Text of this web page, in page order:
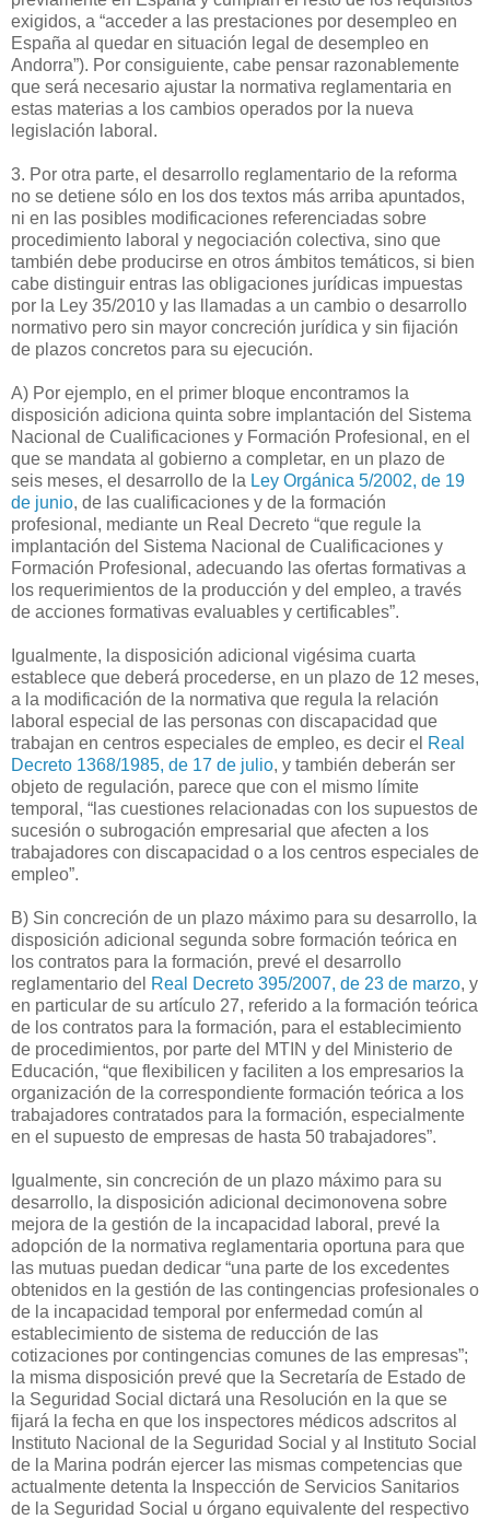
exigidos, a “acceder a las prestaciones por desempleo en
España al quedar en situación legal de desempleo en
Andorra”). Por consiguiente, cabe pensar razonablemente
que será necesario ajustar la normativa reglamentaria en
estas materias a los cambios operados por la nueva
legislación laboral.
3. Por otra parte, el desarrollo reglamentario de la reforma
no se detiene sólo en los dos textos más arriba apuntados,
ni en las posibles modificaciones referenciadas sobre
procedimiento laboral y negociación colectiva, sino que
también debe producirse en otros ámbitos temáticos, si bien
cabe distinguir entras las obligaciones jurídicas impuestas
por la Ley 35/2010 y las llamadas a un cambio o desarrollo
normativo pero sin mayor concreción jurídica y sin fijación
de plazos concretos para su ejecución.
A) Por ejemplo, en el primer bloque encontramos la
disposición adiciona quinta sobre implantación del Sistema
Nacional de Cualificaciones y Formación Profesional, en el
que se mandata al gobierno a completar, en un plazo de
seis meses, el desarrollo de la Ley Orgánica 5/2002, de 19
de junio, de las cualificaciones y de la formación
profesional, mediante un Real Decreto “que regule la
implantación del Sistema Nacional de Cualificaciones y
Formación Profesional, adecuando las ofertas formativas a
los requerimientos de la producción y del empleo, a través
de acciones formativas evaluables y certificables”.
Igualmente, la disposición adicional vigésima cuarta
establece que deberá procederse, en un plazo de 12 meses,
a la modificación de la normativa que regula la relación
laboral especial de las personas con discapacidad que
trabajan en centros especiales de empleo, es decir el Real
Decreto 1368/1985, de 17 de julio, y también deberán ser
objeto de regulación, parece que con el mismo límite
temporal, “las cuestiones relacionadas con los supuestos de
sucesión o subrogación empresarial que afecten a los
trabajadores con discapacidad o a los centros especiales de
empleo”.
B) Sin concreción de un plazo máximo para su desarrollo, la
disposición adicional segunda sobre formación teórica en
los contratos para la formación, prevé el desarrollo
reglamentario del Real Decreto 395/2007, de 23 de marzo, y
en particular de su artículo 27, referido a la formación teórica
de los contratos para la formación, para el establecimiento
de procedimientos, por parte del MTIN y del Ministerio de
Educación, “que flexibilicen y faciliten a los empresarios la
organización de la correspondiente formación teórica a los
trabajadores contratados para la formación, especialmente
en el supuesto de empresas de hasta 50 trabajadores”.
Igualmente, sin concreción de un plazo máximo para su
desarrollo, la disposición adicional decimonovena sobre
mejora de la gestión de la incapacidad laboral, prevé la
adopción de la normativa reglamentaria oportuna para que
las mutuas puedan dedicar “una parte de los excedentes
obtenidos en la gestión de las contingencias profesionales o
de la incapacidad temporal por enfermedad común al
establecimiento de sistema de reducción de las
cotizaciones por contingencias comunes de las empresas”;
la misma disposición prevé que la Secretaría de Estado de
la Seguridad Social dictará una Resolución en la que se
fijará la fecha en que los inspectores médicos adscritos al
Instituto Nacional de la Seguridad Social y al Instituto Social
de la Marina podrán ejercer las mismas competencias que
actualmente detenta la Inspección de Servicios Sanitarios
de la Seguridad Social u órgano equivalente del respectivo